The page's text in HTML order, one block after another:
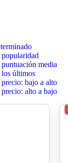
media
últimos
bajo a alto
alto a bajo